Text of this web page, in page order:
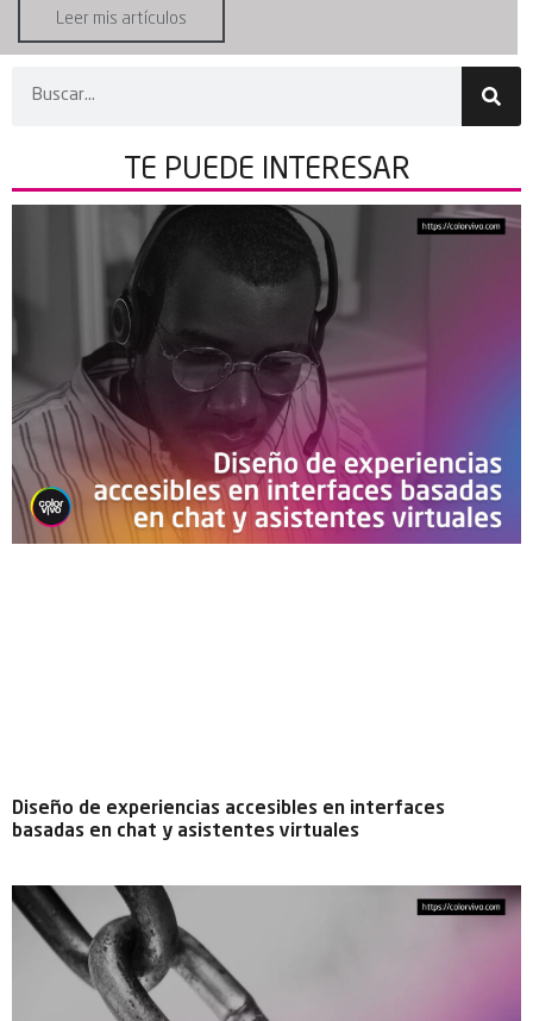
Leer mis artículos
TE PUEDE INTERESAR
Diseño de experiencias accesibles en interfaces
basadas en chat y asistentes virtuales